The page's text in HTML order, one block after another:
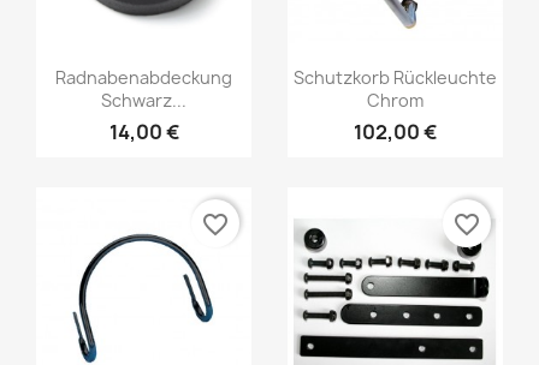
Radnabenabdeckung
Schwarz...
14,00 €
Schutzkorb Rückleuchte
Chrom
102,00 €
favorite_border favorite_border